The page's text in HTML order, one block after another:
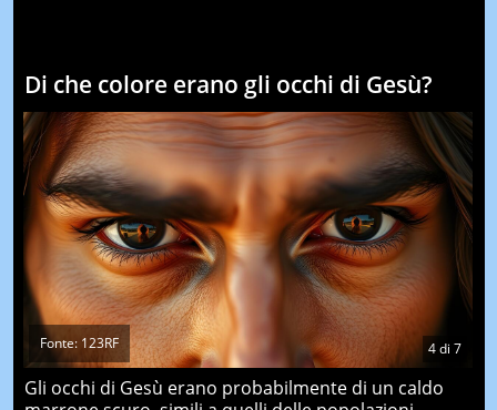
Di che colore erano gli occhi di Gesù?
4di 7
Fonte: 123RF
Gli occhi di Gesù erano probabilmente di un caldo